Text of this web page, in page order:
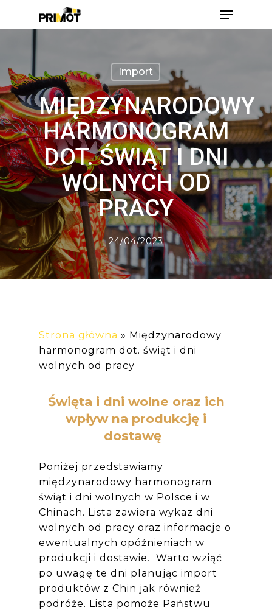
Menu
Import
MIĘDZYNARODOWY
HARMONOGRAM
DOT. ŚWIĄT I DNI
WOLNYCH OD
PRACY
24/04/2023
Strona główna » Międzynarodowy
harmonogram dot. świąt i dni
wolnych od pracy
Święta i dni wolne oraz ich
wpływ na produkcję i
dostawę
Poniżej przedstawiamy
międzynarodowy harmonogram
świąt i dni wolnych w Polsce i w
Chinach. Lista zawiera wykaz dni
wolnych od pracy oraz informacje o
ewentualnych opóźnieniach w
produkcji i dostawie. Warto wziąć
po uwagę te dni planując import
produktów z Chin jak również
podróże. Lista pomoże Państwu